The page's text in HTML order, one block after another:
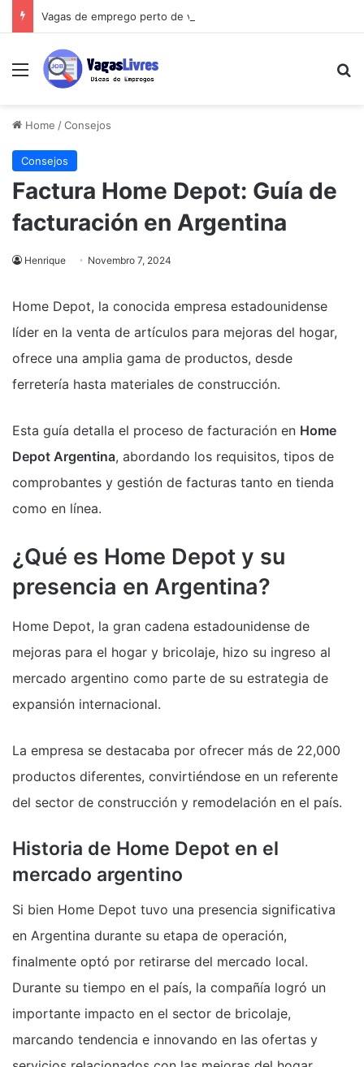
Menu
Home /Consejos
Consejos
Factura Home Depot: Guía de
facturación en Argentina
Henrique Novembro 7, 2024
Home Depot, la conocida empresa estadounidense
líder en la venta de artículos para mejoras del hogar,
ofrece una amplia gama de productos, desde
ferretería hasta materiales de construcción.
Esta guía detalla el proceso de facturación en Home
Depot Argentina, abordando los requisitos, tipos de
comprobantes y gestión de facturas tanto en tienda
como en línea.
¿Qué es Home Depot y su
presencia en Argentina?
Home Depot, la gran cadena estadounidense de
mejoras para el hogar y bricolaje, hizo su ingreso al
mercado argentino como parte de su estrategia de
expansión internacional.
La empresa se destacaba por ofrecer más de 22,000
productos diferentes, convirtiéndose en un referente
del sector de construcción y remodelación en el país.
Historia de Home Depot en el
mercado argentino
Si bien Home Depot tuvo una presencia significativa
en Argentina durante su etapa de operación,
finalmente optó por retirarse del mercado local.
Durante su tiempo en el país, la compañía logró un
importante impacto en el sector de bricolaje,
marcando tendencia e innovando en las ofertas y